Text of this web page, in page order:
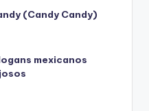
(Candy Candy)
mexicanos